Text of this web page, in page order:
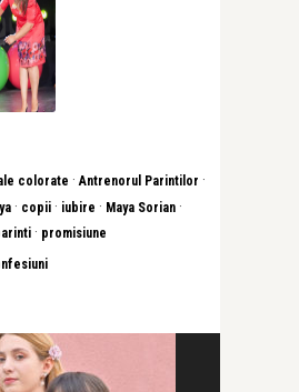
colorate ·Antrenorul Parintilor ·
· copii · iubire · Maya Sorian ·
· promisiune